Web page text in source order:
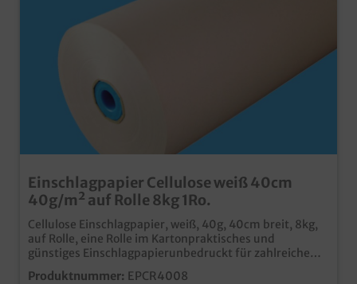
Einschlagpapier Cellulose weiß 40cm
40g/m² auf Rolle 8kg 1Ro.
Cellulose Einschlagpapier, weiß, 40g, 40cm breit, 8kg,
auf Rolle, eine Rolle im Kartonpraktisches und
günstiges Einschlagpapierunbedruckt für zahlreiche
Einsatzbereicheauch individuell bedruckbar
Produktnummer: EPCR4008